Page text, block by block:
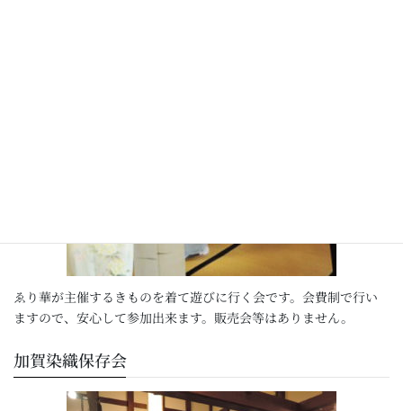
ゑり華が主催するきものを着て遊びに行く会です。会費制で行い
ますので、安心して参加出来ます。販売会等はありません。
加賀染織保存会